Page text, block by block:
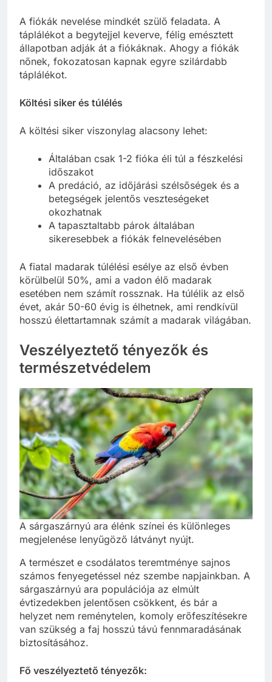
A fiókák nevelése mindkét szülő feladata. A
táplálékot a begytejjel keverve, félig emésztett
állapotban adják át a fiókáknak. Ahogy a fiókák
nőnek, fokozatosan kapnak egyre szilárdabb
táplálékot.
Költési siker és túlélés
A költési siker viszonylag alacsony lehet:
Általában csak 1-2 fióka éli túl a fészkelési
időszakot
A predáció, az időjárási szélsőségek és a
betegségek jelentős veszteségeket
okozhatnak
A tapasztaltabb párok általában
sikeresebbek a fiókák felnevelésében
A fiatal madarak túlélési esélye az első évben
körülbelül 50%, ami a vadon élő madarak
esetében nem számít rossznak. Ha túlélik az első
évet, akár 50-60 évig is élhetnek, ami rendkívül
hosszú élettartamnak számít a madarak világában.
Veszélyeztető tényezők és
természetvédelem
A sárgaszárnyú ara élénk színei és különleges
megjelenése lenyűgöző látványt nyújt.
A természet e csodálatos teremtménye sajnos
számos fenyegetéssel néz szembe napjainkban. A
sárgaszárnyú ara populációja az elmúlt
évtizedekben jelentősen csökkent, és bár a
helyzet nem reménytelen, komoly erőfeszítésekre
van szükség a faj hosszú távú fennmaradásának
biztosításához.
Fő veszélyeztető tényezők: